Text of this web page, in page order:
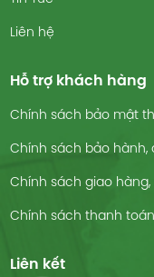
Liên hệ
Hỗ trợ khách hàng
Chính sách bảo mật
Chính sách bảo hành,
Chính sách giao
Chính sách thanh toán
Liên kết